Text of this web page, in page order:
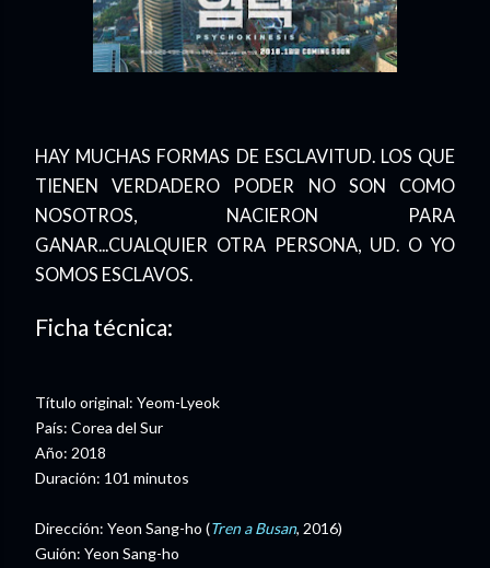
HAY MUCHAS FORMAS DE ESCLAVITUD. LOS QUE
TIENEN VERDADERO PODER NO SON COMO
NOSOTROS, NACIERON PARA
GANAR...CUALQUIER OTRA PERSONA, UD. O YO
SOMOS ESCLAVOS.
Ficha técnica:
Título original: Yeom-Lyeok
País: Corea del Sur
Año: 2018
Duración: 101 minutos
Dirección: Yeon Sang-ho (Tren a Busan, 2016)
Guión: Yeon Sang-ho